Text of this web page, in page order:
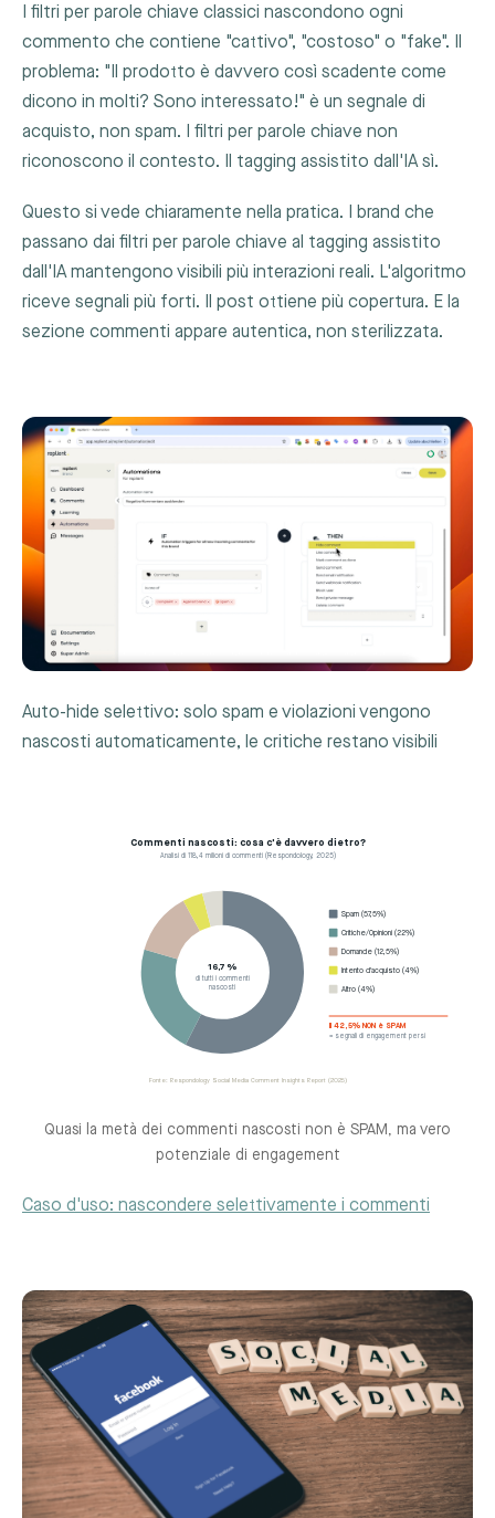
I filtri per parole chiave classici nascondono ogni
commento che contiene "cattivo", "costoso" o "fake". Il
problema: "Il prodotto è davvero così scadente come
dicono in molti? Sono interessato!" è un segnale di
acquisto, non spam. I filtri per parole chiave non
riconoscono il contesto. Il tagging assistito dall'IA sì.
Questo si vede chiaramente nella pratica. I brand che
passano dai filtri per parole chiave al tagging assistito
dall'IA mantengono visibili più interazioni reali. L'algoritmo
riceve segnali più forti. Il post ottiene più copertura. E la
sezione commenti appare autentica, non sterilizzata.
Auto-hide selettivo: solo spam e violazioni vengono
nascosti automaticamente, le critiche restano visibili
Commenti nascosti: cosa c'è davvero dietro?
Analisi di 118,4 milioni di commenti (Respondology, 2025)
16,7 %
di tutti i commenti
nascosti
Spam (57,5%)
Critiche/Opinioni (22%)
Domande (12,5%)
Intento d'acquisto (4%)
Altro (4%)
Il 42,5% NON è SPAM
= segnali di engagement persi
Fonte: Respondology Social Media Comment Insights Report (2025)
Quasi la metà dei commenti nascosti non è SPAM, ma vero
potenziale di engagement
Caso d'uso: nascondere selettivamente i commenti